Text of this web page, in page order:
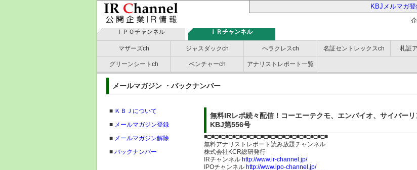
KBJメルマガ登
ＩＰＯチャンネル ＩＲチャンネル
マザーズch
ジャスダックch ヘラクレスch 名証セントレックスch 札証
グリーンシートch ベンチャーch アナリストレポート一覧
メールマガジン ・バックナンバー
■ ＫＢＪについて
■ メールマガジン登録
■ メールマガジン解除
■ バックナンバー
無料IRレポ続々配信！コーエーテクモ、エンバイオ、サイバー
KBJ第556号
■□■□■□■□■□■□■□■□■□■□■□■□■□■□■□■□■□■
無料アナリストレポート読み放題チャンネル
株式会社KCR総研発行
IRチャンネル http://www.ir-channel.jp/
IPOチャンネル http://www.ipo-channel.jp/